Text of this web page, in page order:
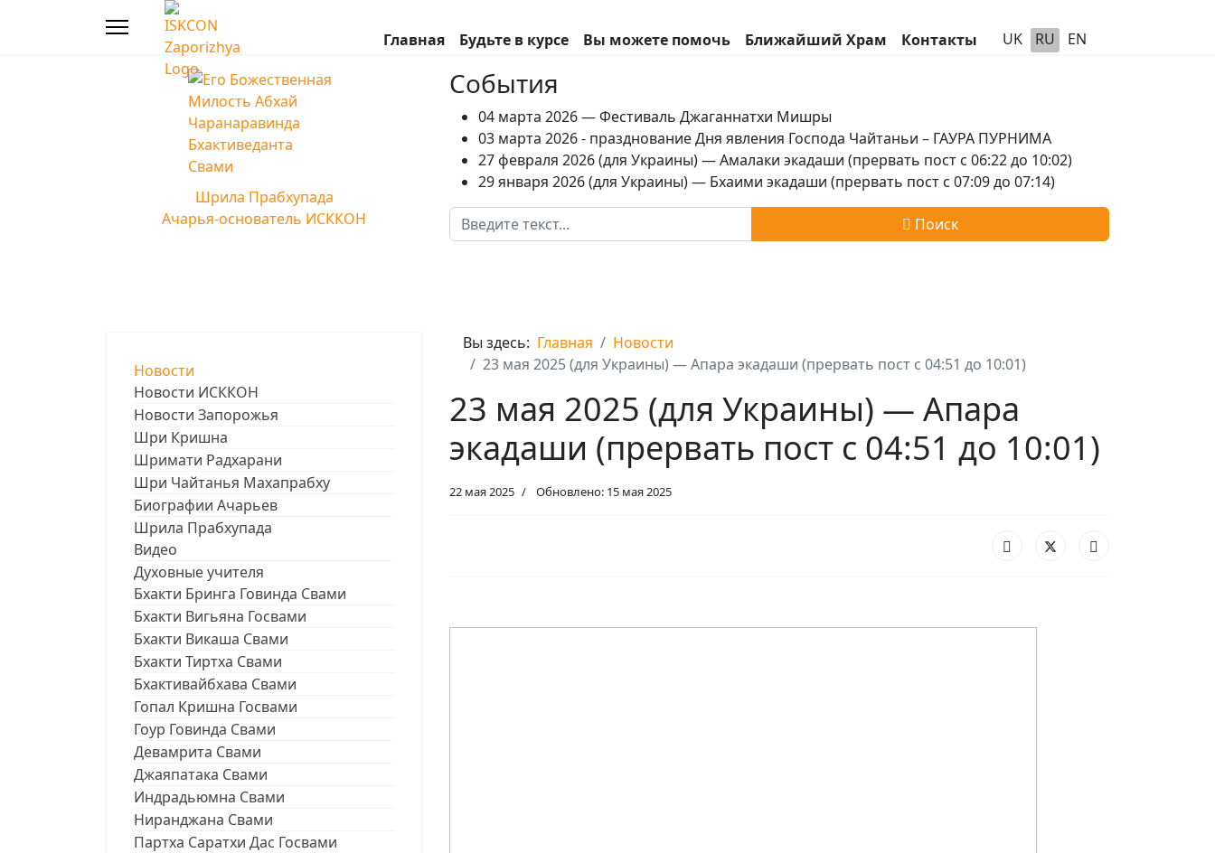
Главная Будьте в курсе Вы можете помочь Ближайший Храм Контакты UK RU EN
Шрила Прабхупада
Ачарья-основатель ИСККОН
События
04 марта 2026 — Фестиваль Джаганнатхи Мишры
03 марта 2026 - празднование Дня явления Господа Чайтаньи – ГАУРА ПУРНИМА
27 февраля 2026 (для Украины) — Амалаки экадаши (прервать пост с 06:22 до 10:02)
29 января 2026 (для Украины) — Бхаими экадаши (прервать пост с 07:09 до 07:14)
Поиск
Поиск
Новости
Новости ИСККОН
Новости Запорожья
Шри Кришна
Шримати Радхарани
Шри Чайтанья Махапрабху
Биографии Ачарьев
Шрила Прабхупада
Видео
Духовные учителя
Бхакти Бринга Говинда Свами
Бхакти Вигьяна Госвами
Бхакти Викаша Свами
Бхакти Тиртха Свами
Бхактивайбхава Свами
Гопал Кришна Госвами
Гоур Говинда Свами
Девамрита Свами
Джаяпатака Свами
Индрадьюмна Свами
Ниранджана Свами
Партха Саратхи Дас Госвами
Вы здесь: Главная
Новости
23 мая 2025 (для Украины) — Апара экадаши (прервать пост с 04:51 до 10:01)
23 мая 2025 (для Украины) — Апара
экадаши (прервать пост с 04:51 до 10:01)
22 мая 2025 Обновлено: 15 мая 2025